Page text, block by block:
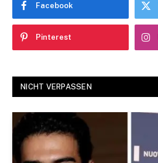
Facebook
Pinterest
NICHT VERPASSEN